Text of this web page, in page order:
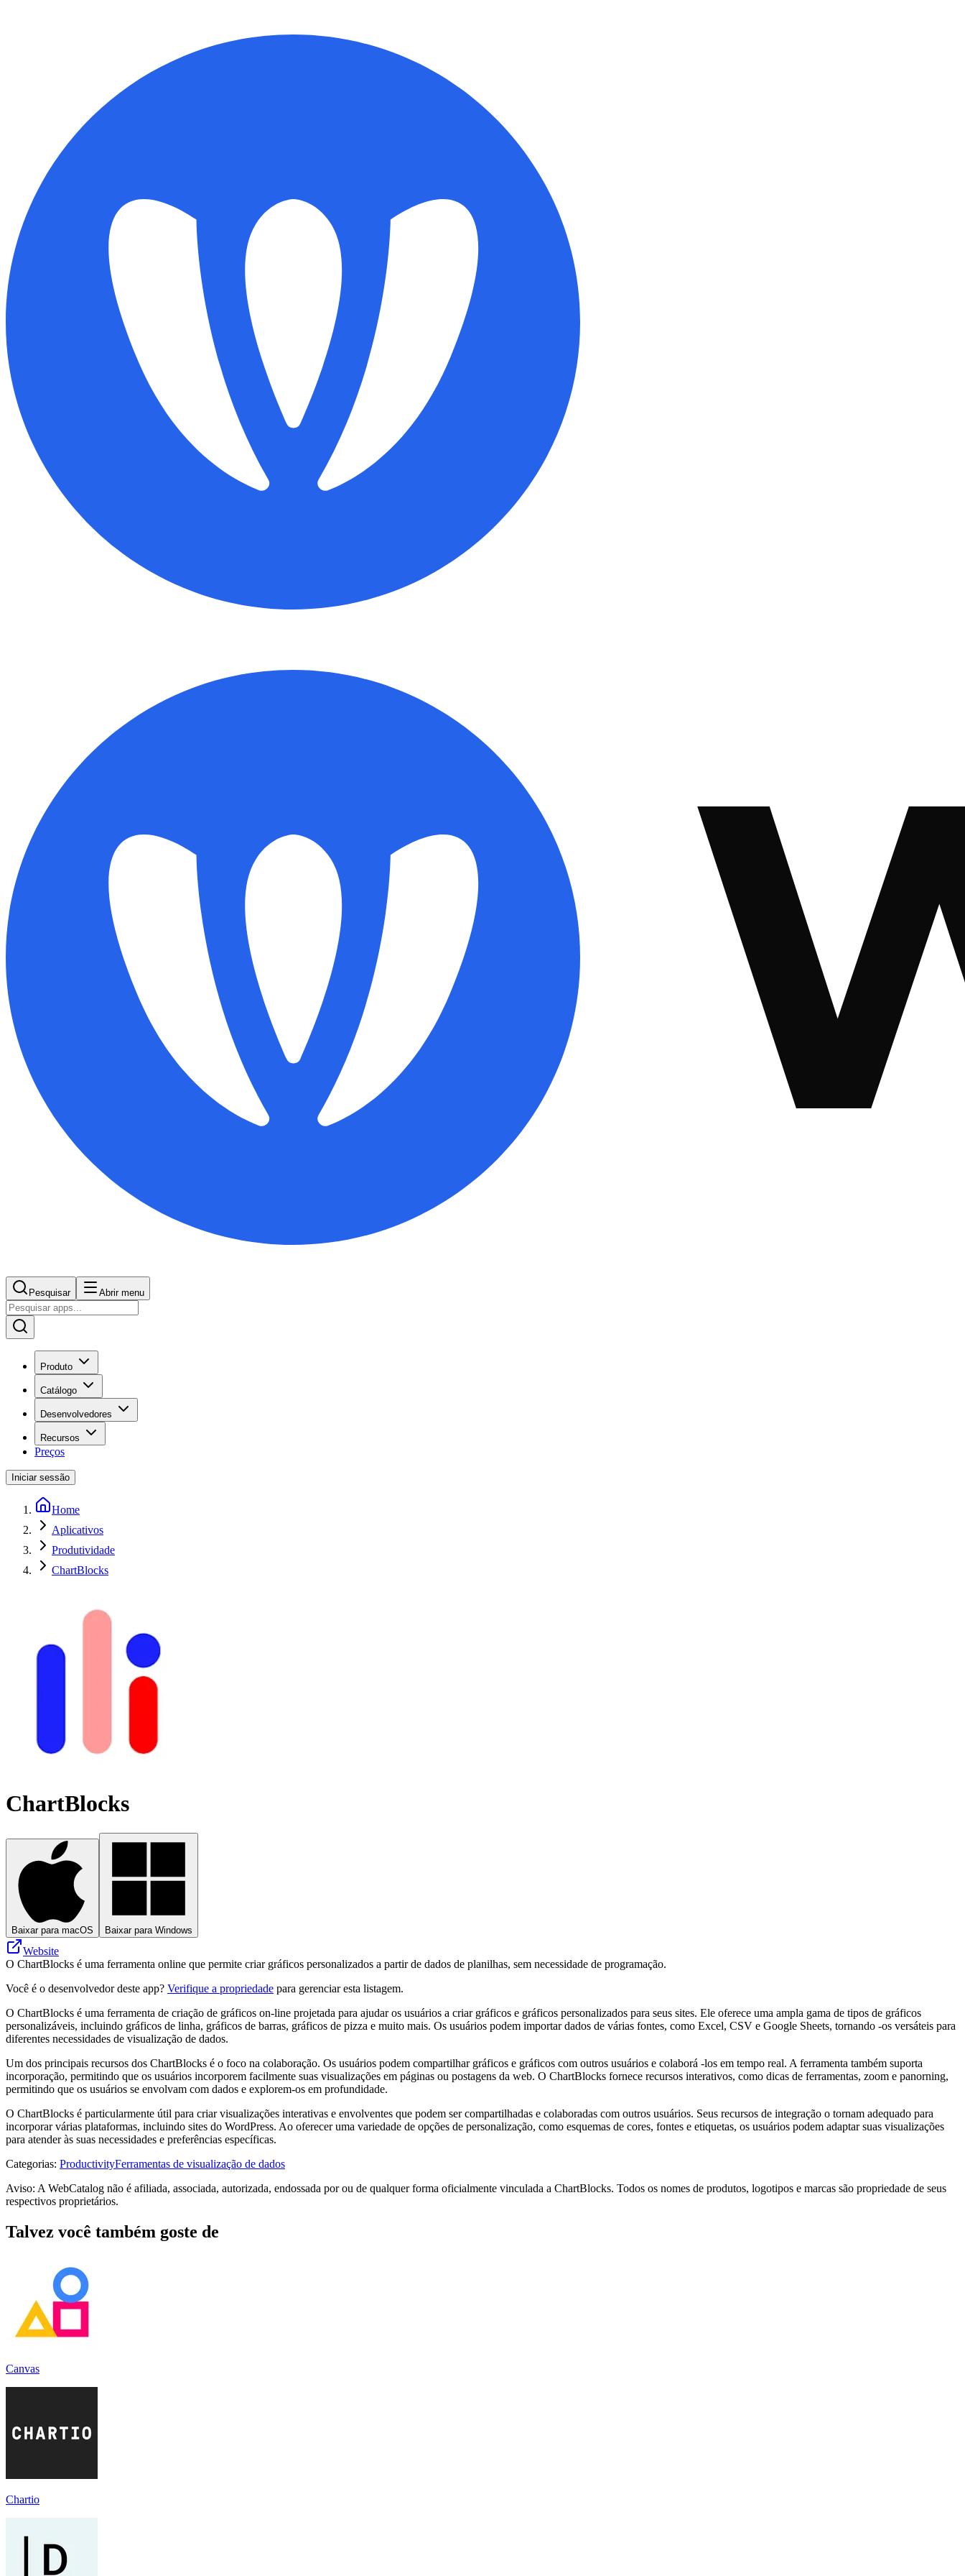
Pesquisar Abrir menu
Produto
Catálogo
Desenvolvedores
Recursos
Preços
Iniciar sessão
Home
Aplicativos
Produtividade
ChartBlocks
ChartBlocks
Baixar para macOS Baixar para Windows
Website
O ChartBlocks é uma ferramenta online que permite criar gráficos personalizados a partir de dados de planilhas, sem necessidade de programação.
Você é o desenvolvedor deste app? Verifique a propriedade para gerenciar esta listagem.
O ChartBlocks é uma ferramenta de criação de gráficos on-line projetada para ajudar os usuários a criar gráficos e gráficos personalizados para seus sites. Ele oferece uma ampla gama de tipos de gráficos
personalizáveis, incluindo gráficos de linha, gráficos de barras, gráficos de pizza e muito mais. Os usuários podem importar dados de várias fontes, como Excel, CSV e Google Sheets, tornando -os versáteis para
diferentes necessidades de visualização de dados.
Um dos principais recursos dos ChartBlocks é o foco na colaboração. Os usuários podem compartilhar gráficos e gráficos com outros usuários e colaborá -los em tempo real. A ferramenta também suporta
incorporação, permitindo que os usuários incorporem facilmente suas visualizações em páginas ou postagens da web. O ChartBlocks fornece recursos interativos, como dicas de ferramentas, zoom e panorning,
permitindo que os usuários se envolvam com dados e explorem-os em profundidade.
O ChartBlocks é particularmente útil para criar visualizações interativas e envolventes que podem ser compartilhadas e colaboradas com outros usuários. Seus recursos de integração o tornam adequado para
incorporar várias plataformas, incluindo sites do WordPress. Ao oferecer uma variedade de opções de personalização, como esquemas de cores, fontes e etiquetas, os usuários podem adaptar suas visualizações
para atender às suas necessidades e preferências específicas.
Categorias: ProductivityFerramentas de visualização de dados
Aviso: A WebCatalog não é afiliada, associada, autorizada, endossada por ou de qualquer forma oficialmente vinculada a ChartBlocks. Todos os nomes de produtos, logotipos e marcas são propriedade de seus
respectivos proprietários.
Talvez você também goste de
Canvas
Chartio